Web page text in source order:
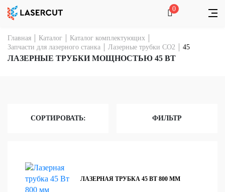
0
Главная Каталог
Каталог комплектующих
Запчасти для лазерного станка
Лазерные трубки CO2 45
ЛАЗЕРНЫЕ ТРУБКИ МОЩНОСТЬЮ 45 ВТ
СОРТИРОВАТЬ: ФИЛЬТР
ЛАЗЕРНАЯ ТРУБКА 45 ВТ 800 ММ